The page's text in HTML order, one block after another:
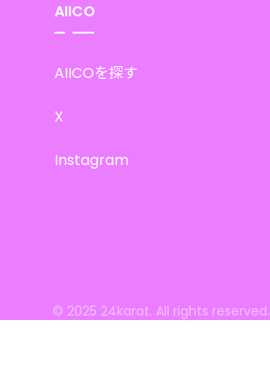
AIICO
AIICOを探す
X
Instagram
© 2025 24karat. All rights reserved.